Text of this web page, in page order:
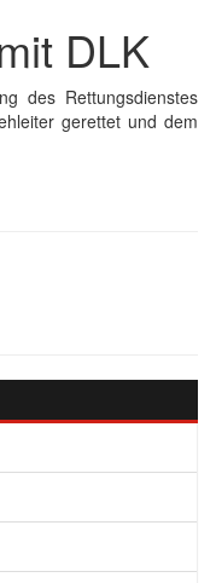
DLK
des Rettungsdienstes
gerettet und dem